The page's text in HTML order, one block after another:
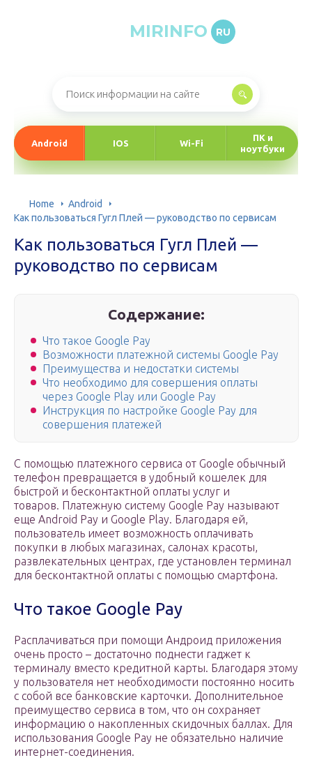
MIRINFO RU
Android IOS Wi-Fi
ПК и
ноутбуки
Home
Android
Как пользоваться Гугл Плей — руководство по сервисам
Как пользоваться Гугл Плей —
руководство по сервисам
Содержание:
Что такое Google Pay
Возможности платежной системы Google Pay
Преимущества и недостатки системы
Что необходимо для совершения оплаты
через Google Play или Google Pay
Инструкция по настройке Google Pay для
совершения платежей
С помощью платежного сервиса от Google обычный
телефон превращается в удобный кошелек для
быстрой и бесконтактной оплаты услуг и
товаров. Платежную систему Google Pay называют
еще Android Pay и Google Play. Благодаря ей,
пользователь имеет возможность оплачивать
покупки в любых магазинах, салонах красоты,
развлекательных центрах, где установлен терминал
для бесконтактной оплаты с помощью смартфона.
Что такое Google Pay
Расплачиваться при помощи Андроид приложения
очень просто – достаточно поднести гаджет к
терминалу вместо кредитной карты. Благодаря этому
у пользователя нет необходимости постоянно носить
с собой все банковские карточки. Дополнительное
преимущество сервиса в том, что он сохраняет
информацию о накопленных скидочных баллах. Для
использования Google Pay не обязательно наличие
интернет-соединения.